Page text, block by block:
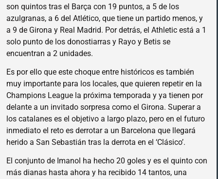
son quintos tras el Barça con 19 puntos, a 5 de los
azulgranas, a 6 del Atlético, que tiene un partido menos, y
a 9 de Girona y Real Madrid. Por detrás, el Athletic está a 1
solo punto de los donostiarras y Rayo y Betis se
encuentran a 2 unidades.
Es por ello que este choque entre históricos es también
muy importante para los locales, que quieren repetir en la
Champions League la próxima temporada y ya tienen por
delante a un invitado sorpresa como el Girona. Superar a
los catalanes es el objetivo a largo plazo, pero en el futuro
inmediato el reto es derrotar a un Barcelona que llegará
herido a San Sebastián tras la derrota en el ‘Clásico’.
El conjunto de Imanol ha hecho 20 goles y es el quinto con
más dianas hasta ahora y ha recibido 14 tantos, una